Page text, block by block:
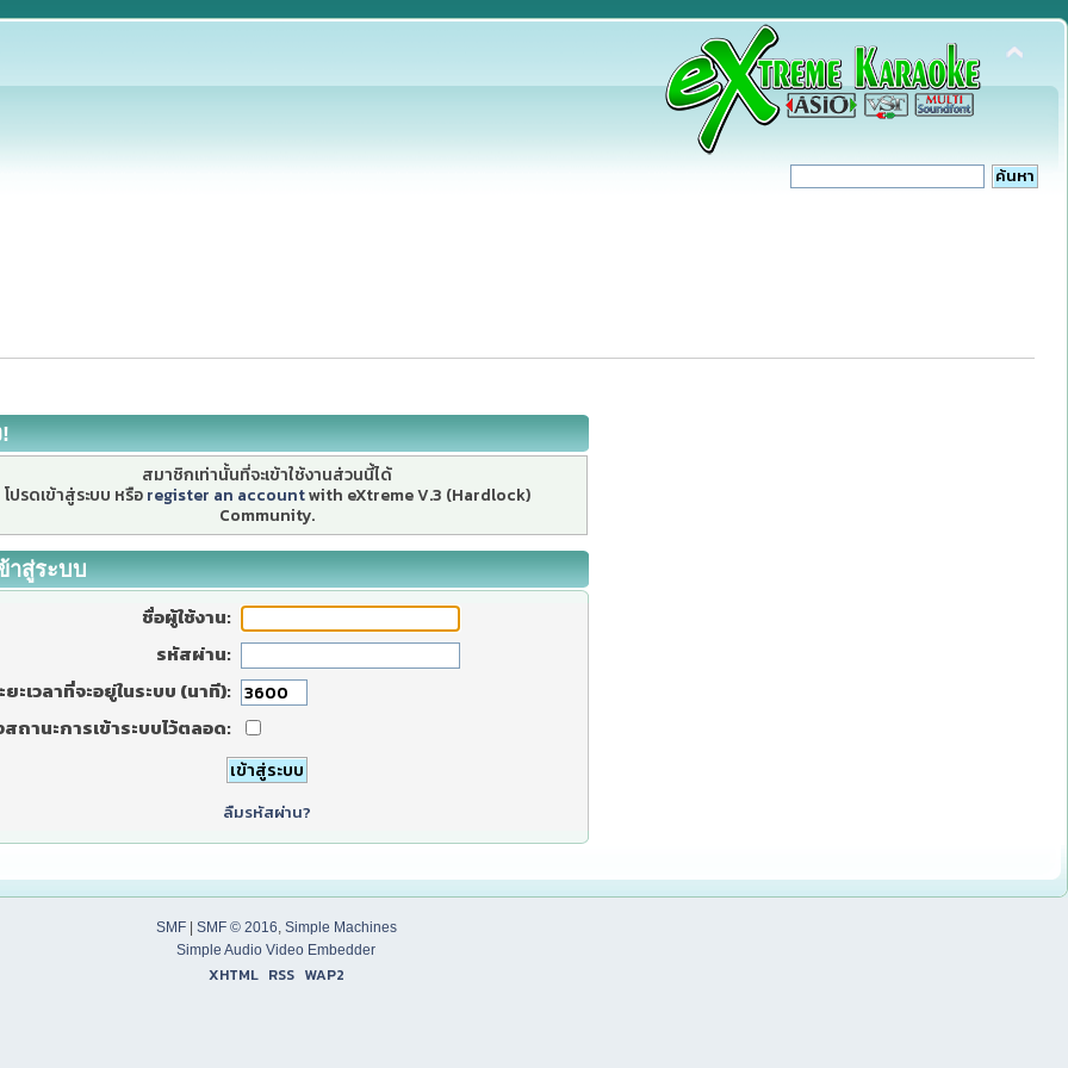
สมาชิกเท่านั้นที่จะเข้าใช้งานส่วนนี้ได้
โปรดเข้าสู่ระบบ หรือ register an accountwith eXtreme V.3 (Hardlock)
Community.
าสู่ระบบ
ชื่อผู้ใช้งาน:
รหัสผ่าน:
ยะเวลาที่จะอยู่ในระบบ (นาที):
สถานะการเข้าระบบไว้ตลอด:
ลืมรหัสผ่าน?
SMF| SMF © 2016, Simple Machines
Simple Audio Video Embedder
XHTML RSS WAP2